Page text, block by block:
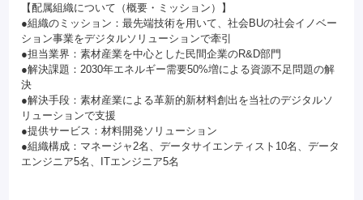
【配属組織について（概要・ミッション）】
●組織のミッション：最先端技術を用いて、社会BUの社会イノベー
ション事業をデジタルソリューションで牽引
●担当業界：素材産業を中心とした民間企業のR&D部門
●解決課題：2030年エネルギー需要50%増による資源不足問題の解
決
●解決手段：素材産業による革新的新材料創出を当社のデジタルソ
リューションで支援
●提供サービス：材料開発ソリューション
●組織構成：マネージャ2名、データサイエンティスト10名、データ
エンジニア5名、ITエンジニア5名